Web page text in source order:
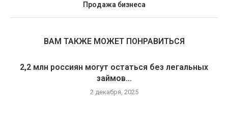
Продажа бизнеса
ВАМ ТАКЖЕ МОЖЕТ ПОНРАВИТЬСЯ
2,2 млн россиян могут остаться без легальных
займов...
2 декабря, 2025